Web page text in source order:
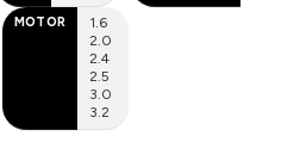
MOTOR
1.6
2.0
2.4
2.5
3.0
3.2